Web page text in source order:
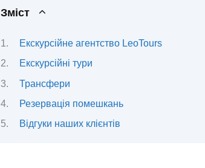
Зміст
Екскурсійне агентство LeoTours
Екскурсійні тури
Трансфери
Резервація помешкань
Відгуки наших клієнтів